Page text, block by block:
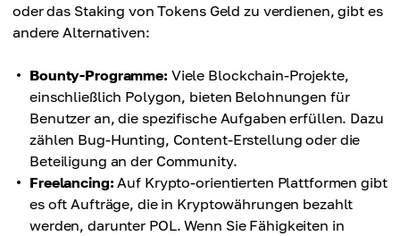
oder das Staking von Tokens Geld zu verdienen, gibt es
andere Alternativen:
Bounty-Programme: Viele Blockchain-Projekte,
einschließlich Polygon, bieten Belohnungen für
Benutzer an, die spezifische Aufgaben erfüllen. Dazu
zählen Bug-Hunting, Content-Erstellung oder die
Beteiligung an der Community.
Freelancing: Auf Krypto-orientierten Plattformen gibt
es oft Aufträge, die in Kryptowährungen bezahlt
werden, darunter POL. Wenn Sie Fähigkeiten in